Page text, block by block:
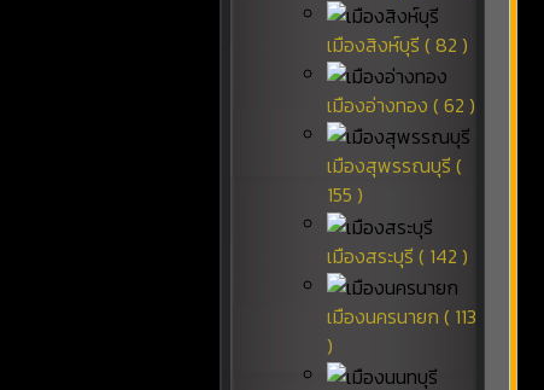
เมืองสิงห์บุรี ( 82 )
เมืองอ่างทอง ( 62 )
เมืองสุพรรณบุรี (
155 )
เมืองสระบุรี ( 142 )
เมืองนครนายก ( 113
)